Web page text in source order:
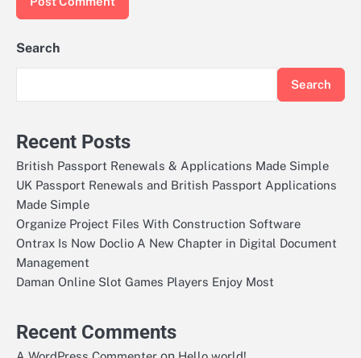
Search
Search
Recent Posts
British Passport Renewals & Applications Made Simple
UK Passport Renewals and British Passport Applications
Made Simple
Organize Project Files With Construction Software
Ontrax Is Now Doclio A New Chapter in Digital Document
Management
Daman Online Slot Games Players Enjoy Most
Recent Comments